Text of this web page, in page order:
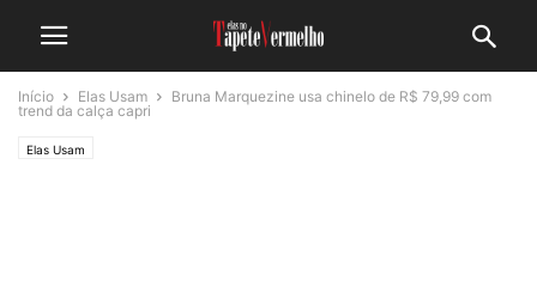
Início Elas Usam
Bruna Marquezine usa chinelo de R$ 79,99 com
trend da calça capri
Elas Usam